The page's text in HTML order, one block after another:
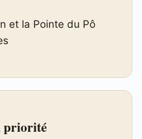
et la Pointe du Pô
priorité